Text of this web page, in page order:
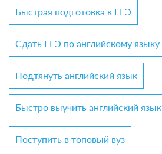
Быстрая подготовка к ЕГЭ
Сдать ЕГЭ по английскому языку
Подтянуть английский язык
Быстро выучить английский язык
Поступить в топовый вуз